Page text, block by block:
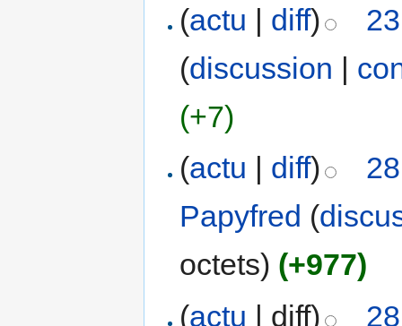
(actu | diff)
(discussion |
(+7)
(actu | diff)
Papyfred (
octets) (+977)
(actu | diff)